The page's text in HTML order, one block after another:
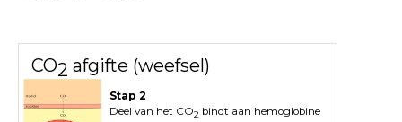
CO2 afgifte (weefsel)
Stap 2
Deel van het CO2 bindt aan hemoglobine